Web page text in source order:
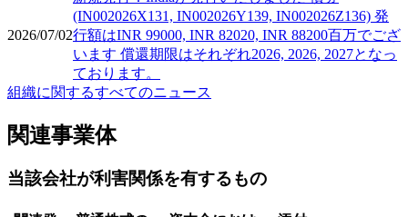
2026/07/02
(IN002026X131, IN002026Y139, IN002026Z136) 発
行額はINR 99000, INR 82020, INR 88200百万でござ
います 償還期限はそれぞれ2026, 2026, 2027となっ
ております。
組織に関するすべてのニュース
関連事業体
当該会社が利害関係を有するもの